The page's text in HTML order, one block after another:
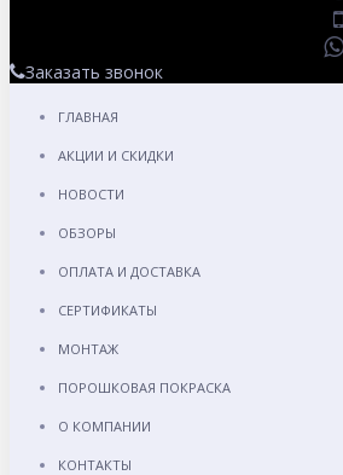
Заказать звонок
ГЛАВНАЯ
АКЦИИ И СКИДКИ
НОВОСТИ
ОБЗОРЫ
ОПЛАТА И ДОСТАВКА
СЕРТИФИКАТЫ
МОНТАЖ
ПОРОШКОВАЯ ПОКРАСКА
О КОМПАНИИ
КОНТАКТЫ